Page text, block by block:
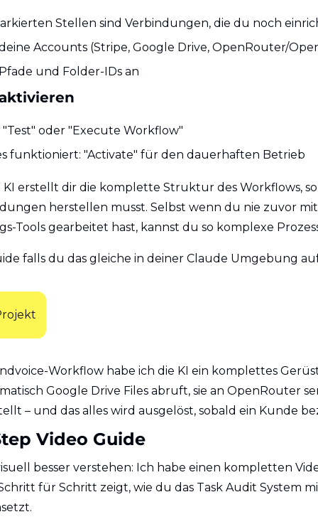
Stellen sind Verbindungen, die du noch
Accounts (Stripe, Google Drive, OpenRouter/
und Folder-IDs an
oder "Execute Workflow"
funktioniert: "Activate" für den dauerhaften Betrieb
KI erstellt dir die komplette Struktur des Workflows,
herstellen musst. Selbst wenn du nie zuvor mit
Tools gearbeitet hast, kannst du so komplexe
falls du das gleiche in deiner Claude Umgebung
Workflow habe ich die KI ein komplettes
Google Drive Files abruft, sie an OpenRouter
– und das alles wird ausgelöst, sobald ein Kunde
Video Guide
besser verstehen: Ich habe einen kompletten
für Schritt zeigt, wie du das Task Audit System